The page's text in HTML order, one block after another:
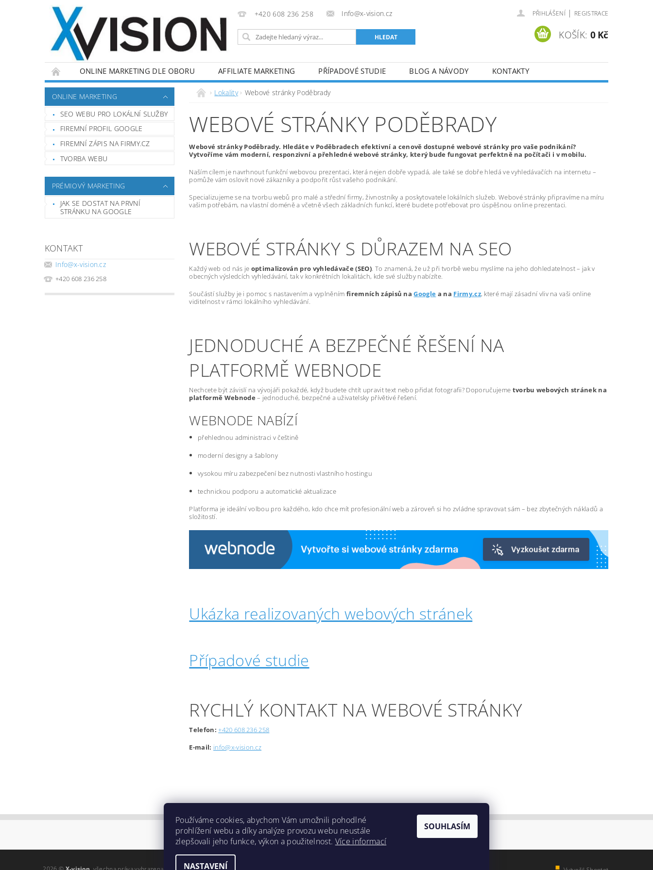
+420 608 236 258 Info@x-vision.cz PŘIHLÁŠENÍ | REGISTRACE
KOŠÍK: 0 Kč
ONLINE MARKETING DLE OBORU AFFILIATE MARKETING PŘÍPADOVÉ STUDIE BLOG A NÁVODY KONTAKTY
ONLINE MARKETING
SEO WEBU PRO LOKÁLNÍ SLUŽBY
FIREMNÍ PROFIL GOOGLE
FIREMNÍ ZÁPIS NA FIRMY.CZ
TVORBA WEBU
PRÉMIOVÝ MARKETING
JAK SE DOSTAT NA PRVNÍ
STRÁNKU NA GOOGLE
KONTAKT
Info@x-vision.cz
+420 608 236 258
Lokality Webové stránky Poděbrady
WEBOVÉ STRÁNKY PODĚBRADY
Webové stránky Poděbrady. Hledáte v Poděbradech efektivní a cenově dostupné webové stránky pro vaše podnikání?
Vytvoříme vám moderní, responzivní a přehledné webové stránky, který bude fungovat perfektně na počítači i v mobilu.
Naším cílem je navrhnout funkční webovou prezentaci, která nejen dobře vypadá, ale také se dobře hledá ve vyhledávačích na internetu –
pomůže vám oslovit nové zákazníky a podpořit růst vašeho podnikání.
Specializujeme se na tvorbu webů pro malé a střední firmy, živnostníky a poskytovatele lokálních služeb. Webové stránky připravíme na míru
vašim potřebám, na vlastní doméně a včetně všech základních funkcí, které budete potřebovat pro úspěšnou online prezentaci.
WEBOVÉ STRÁNKY S DŮRAZEM NA SEO
Každý web od nás je optimalizován pro vyhledávače (SEO). To znamená, že už při tvorbě webu myslíme na jeho dohledatelnost – jak v
obecných výsledcích vyhledávání, tak v konkrétních lokalitách, kde své služby nabízíte.
Součástí služby je i pomoc s nastavením a vyplněnímfiremních zápisů naGoogle a na Firmy.cz, které mají zásadní vliv na vaši online
viditelnost v rámci lokálního vyhledávání.
JEDNODUCHÉ A BEZPEČNÉ ŘEŠENÍ NA
PLATFORMĚ WEBNODE
Nechcete být závislí na vývojáři pokaždé, když budete chtít upravit text nebo přidat fotografii? Doporučujeme tvorbu webových stránek na
platformě Webnode – jednoduché, bezpečné a uživatelsky přívětivé řešení.
WEBNODE NABÍZÍ
přehlednou administraci v češtině
moderní designy a šablony
vysokou míru zabezpečení bez nutnosti vlastního hostingu
technickou podporu a automatické aktualizace
Platforma je ideální volbou pro každého, kdo chce mít profesionální web a zároveň si ho zvládne spravovat sám – bez zbytečných nákladů a
složitostí.
Ukázka realizovaných webových stránek
Případové studie
RYCHLÝ KONTAKT NA WEBOVÉ STRÁNKY
Telefon: +420 608 236 258
E-mail: info@x-vision.cz
Lokality
Používáme cookies, abychom Vám umožnili pohodlné
prohlížení webu a díky analýze provozu webu neustále
zlepšovali jeho funkce, výkon a použitelnost. Více informací
NASTAVENÍ
SOUHLASÍM